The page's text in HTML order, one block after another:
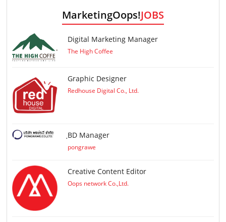
MarketingOops!JOBS
Digital Marketing Manager
The High Coffee
Graphic Designer
Redhouse Digital Co., Ltd.
ฺBD Manager
pongrawe
Creative Content Editor
Oops network Co.,Ltd.